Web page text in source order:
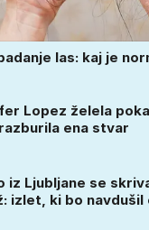
las: kaj je
Lopez želela
ena stvar
iz Ljubljane se
izlet, ki bo